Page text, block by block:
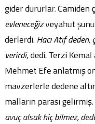
gider dururlar. Camiden
evleneceğizveyahut şunu
derlerdi.Hacı Atıf
verirdi, dedi. Terzi
Mehmet Efe anlatmış
mavzerlerle dedene
malların parası
avuç alsak hiç bilmez,